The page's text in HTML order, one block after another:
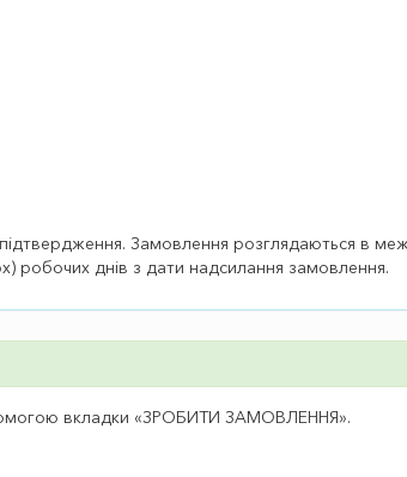
Замовлення розглядаються в
робочих днів з дати надсилання замовлення.
вкладки «ЗРОБИТИ ЗАМОВЛЕННЯ».